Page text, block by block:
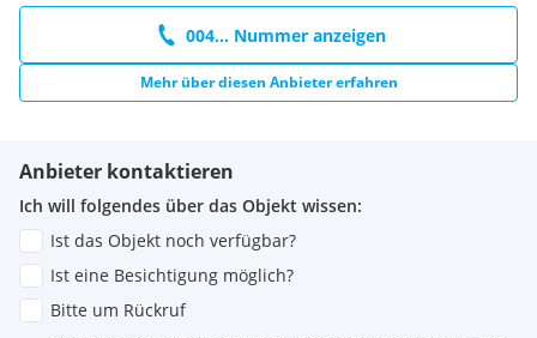
004... Nummer anzeigen
Mehr über diesen Anbieter erfahren
Anbieter kontaktieren
Ich will folgendes über das Objekt wissen:
Ist das Objekt noch verfügbar?
Ist eine Besichtigung möglich?
Bitte um Rückruf